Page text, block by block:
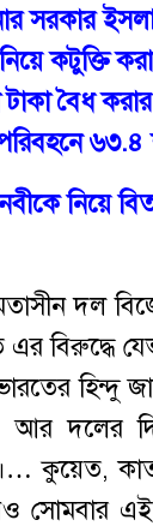
সরকার
কটুক্তি
টাকা বৈধ
৬৩.৪
নিয়ে
দল
বিরুদ্ধে
হিন্দু
আর দলের
কুয়েত,
সোমবার এই